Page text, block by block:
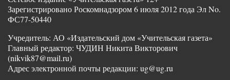
Зарегистрировано Роскомнадзором 6 июля 2012 года Эл No.
ФС77-50440
Учредитель: АО «Издательский дом «Учительская газета»
Главный редактор: ЧУДИН Никита Викторович
(nikvik87@mail.ru)
Адрес электронной почты редакции: ug@ug.ru